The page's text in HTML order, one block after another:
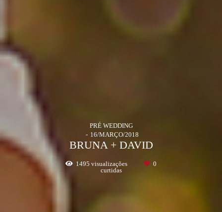
PRÉ WEDDING
16/MARÇO/2018
BRUNA + DAVID
1495 visualizações
0
curtidas